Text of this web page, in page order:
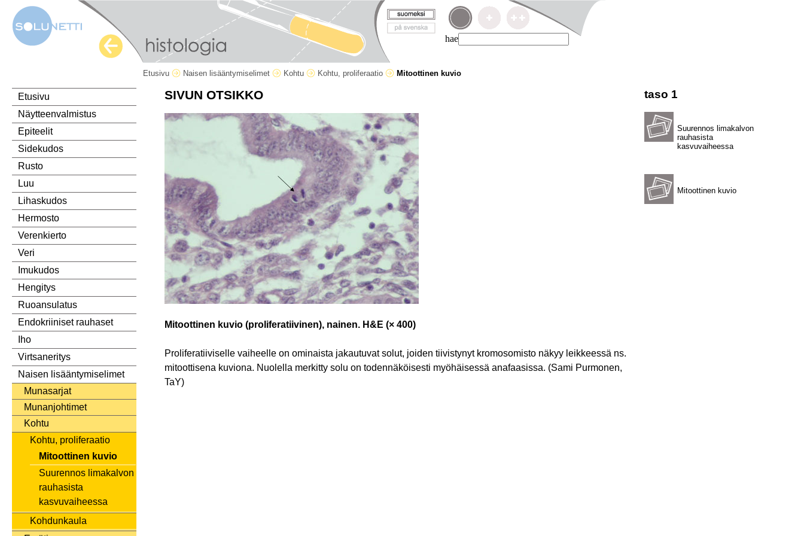
hae
Etusivu Naisen lisääntymiselimet Kohtu Kohtu, proliferaatio Mitoottinen kuvio
Etusivu
Näytteenvalmistus
Epiteelit
Sidekudos
Rusto
Luu
Lihaskudos
Hermosto
Verenkierto
Veri
Imukudos
Hengitys
Ruoansulatus
Endokriiniset rauhaset
Iho
Virtsaneritys
Naisen lisääntymiselimet
Munasarjat
Munanjohtimet
Kohtu
Kohtu, proliferaatio
Mitoottinen kuvio
Suurennos limakalvon
rauhasista
kasvuvaiheessa
Kohdunkaula
taso 1
Suurennos limakalvon
rauhasista
kasvuvaiheessa
Mitoottinen kuvio
SIVUN OTSIKKO
Mitoottinen kuvio (proliferatiivinen), nainen. H&E (× 400)
Proliferatiiviselle vaiheelle on ominaista jakautuvat solut, joiden tiivistynyt kromosomisto näkyy leikkeessä ns.
mitoottisena kuviona. Nuolella merkitty solu on todennäköisesti myöhäisessä anafaasissa. (Sami Purmonen,
TaY)